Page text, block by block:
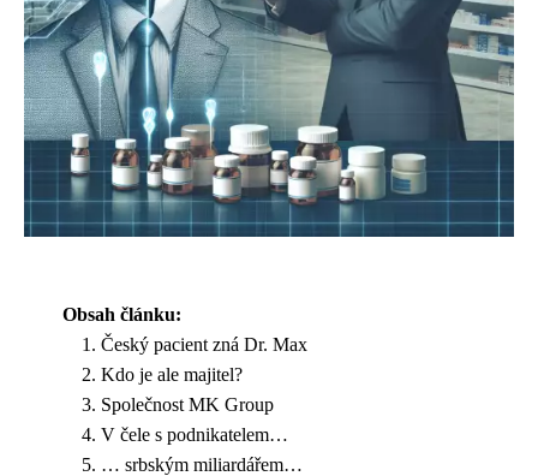
Obsah článku:
Český pacient zná Dr. Max
Kdo je ale majitel?
Společnost MK Group
V čele s podnikatelem…
… srbským miliardářem…